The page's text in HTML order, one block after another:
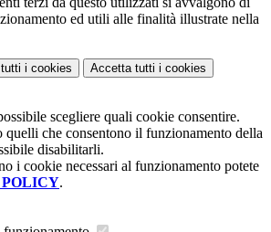
ed utili alle finalità illustrate nella
i cookies Accetta tutti i cookies
scegliere quali cookie consentire.
quelli che consentono il funzionamento della
disabilitarli.
i cookie necessari al funzionamento potete
.